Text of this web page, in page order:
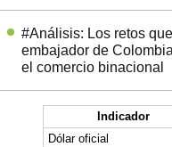
#Análisis: Los retos
embajador de
el comercio binacional
Indicador
Dólar oficial